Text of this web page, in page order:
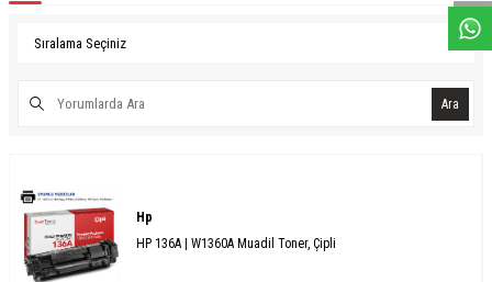
Ara
Hp
HP 136A | W1360A Muadil Toner, Çipli